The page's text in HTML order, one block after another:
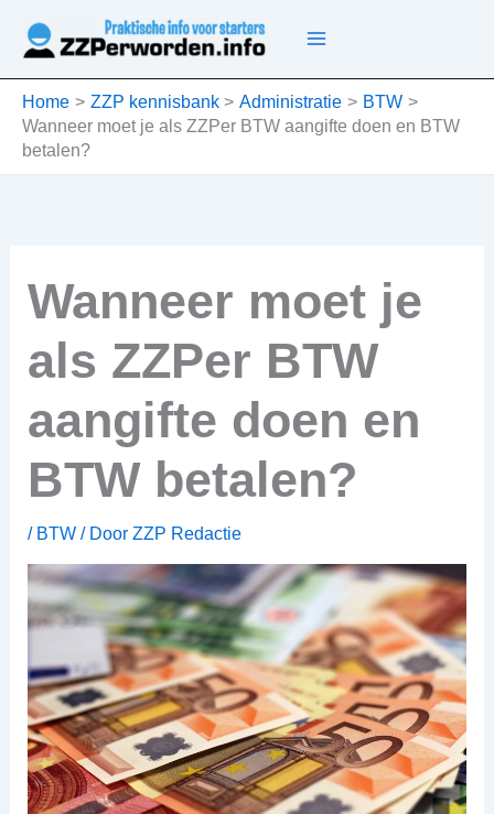
naar
inhoud
Home ZZP kennisbank Administratie
BTW
Wanneer moet je als ZZPer BTW aangifte doen en BTW
betalen?
Wanneer moet je
als ZZPer BTW
aangifte doen en
BTW betalen?
/ BTW/ Door ZZP Redactie